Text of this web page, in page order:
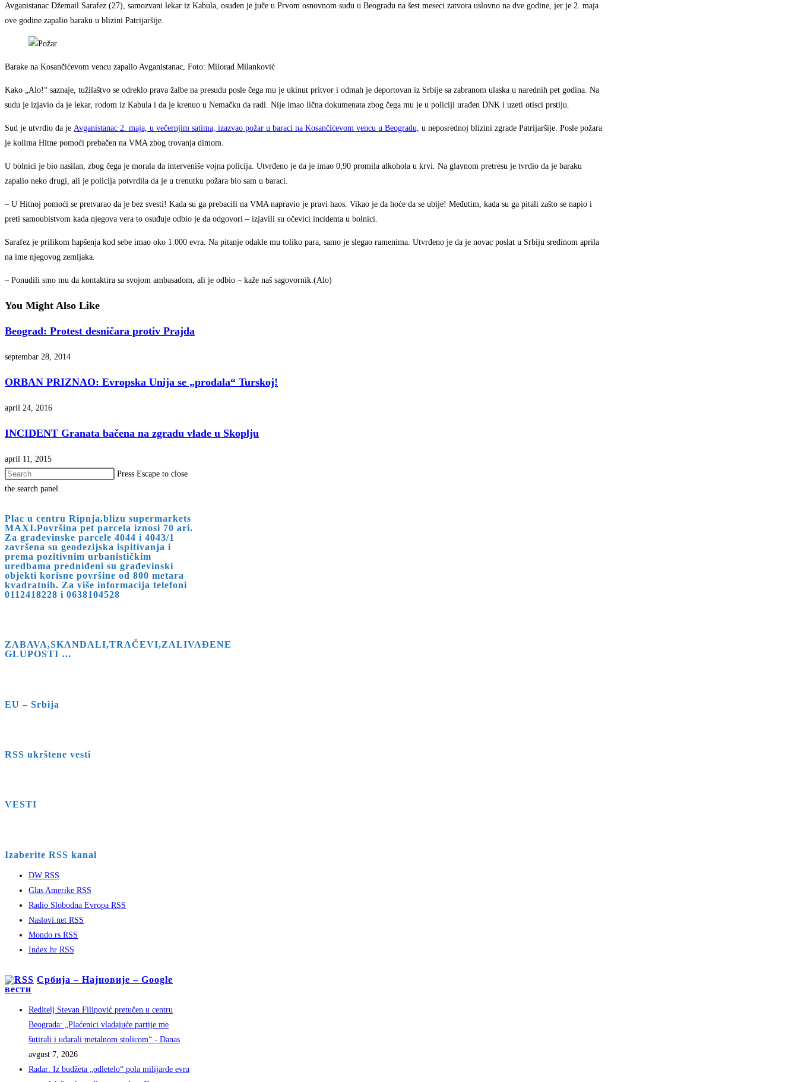
Avganistanac Džemail Sarafez (27), samozvani lekar iz Kabula, osuđen je juče u Prvom osnovnom sudu u Beogradu na šest meseci zatvora uslovno na dve godine, jer je 2. maja
ove godine zapalio baraku u blizini Patrijaršije.
Barake na Kosančićevom vencu zapalio Avganistanac, Foto: Milorad Milanković
Kako „Alo!“ saznaje, tužilaštvo se odreklo prava žalbe na presudu posle čega mu je ukinut pritvor i odmah je deportovan iz Srbije sa zabranom ulaska u narednih pet godina. Na
sudu je izjavio da je lekar, rodom iz Kabula i da je krenuo u Nemačku da radi. Nije imao lična dokumenata zbog čega mu je u policiji urađen DNK i uzeti otisci prstiju.
Sud je utvrdio da je Avganistanac 2. maja, u večernjim satima, izazvao požar u baraci na Kosančićevom vencu u Beogradu, u neposrednoj blizini zgrade Patrijaršije. Posle požara
je kolima Hitne pomoći prebačen na VMA zbog trovanja dimom.
U bolnici je bio nasilan, zbog čega je morala da interveniše vojna policija. Utvrđeno je da je imao 0,90 promila alkohola u krvi. Na glavnom pretresu je tvrdio da je baraku
zapalio neko drugi, ali je policija potvrdila da je u trenutku požara bio sam u baraci.
– U Hitnoj pomoći se pretvarao da je bez svesti! Kada su ga prebacili na VMA napravio je pravi haos. Vikao je da hoće da se ubije! Međutim, kada su ga pitali zašto se napio i
preti samoubistvom kada njegova vera to osuđuje odbio je da odgovori – izjavili su očevici incidenta u bolnici.
Sarafez je prilikom hapšenja kod sebe imao oko 1.000 evra. Na pitanje odakle mu toliko para, samo je slegao ramenima. Utvrđeno je da je novac poslat u Srbiju sredinom aprila
na ime njegovog zemljaka.
– Ponudili smo mu da kontaktira sa svojom ambasadom, ali je odbio – kaže naš sagovornik.(Alo)
You Might Also Like
Beograd: Protest desničara protiv Prajda
septembar 28, 2014
ORBAN PRIZNAO: Evropska Unija se „prodala“ Turskoj!
april 24, 2016
INCIDENT Granata bačena na zgradu vlade u Skoplju
april 11, 2015
Press Escape to close
the search panel.
Plac u centru Ripnja,blizu supermarkets
MAXI.Površina pet parcela iznosi 70 ari.
Za građevinske parcele 4044 i 4043/1
završena su geodezijska ispitivanja i
prema pozitivnim urbanističkim
uredbama predniđeni su građevinski
objekti korisne površine od 800 metara
kvadratnih. Za više informacija telefoni
0112418228 i 0638104528
ZABAVA,SKANDALI,TRAČEVI,ZALIVAĐENE
GLUPOSTI …
EU – Srbija
RSS ukrštene vesti
VESTI
Izaberite RSS kanal
DW RSS
Glas Amerike RSS
Radio Slobodna Evropa RSS
Naslovi.net RSS
Mondo.rs RSS
Index.hr RSS
Србија – Најновије – Google
вести
Reditelj Stevan Filipović pretučen u centru
Beograda: „Plaćenici vladajuće partije me
šutirali i udarali metalnom stolicom“ - Danas
avgust 7, 2026
Radar: Iz budžeta „odletelo“ pola milijarde evra